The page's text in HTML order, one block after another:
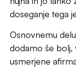
Za celostno
umetne
Sorodne